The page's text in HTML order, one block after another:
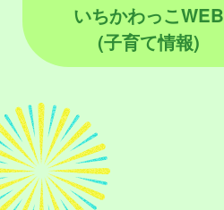
いちかわっこWEB
(子育て情報)